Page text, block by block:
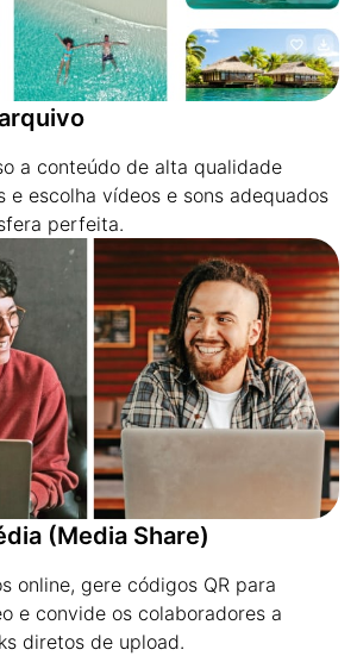
a conteúdo de alta qualidade
e escolha vídeos e sons adequados
perfeita.
(Media Share)
online, gere códigos QR para
e convide os colaboradores a
diretos de upload.